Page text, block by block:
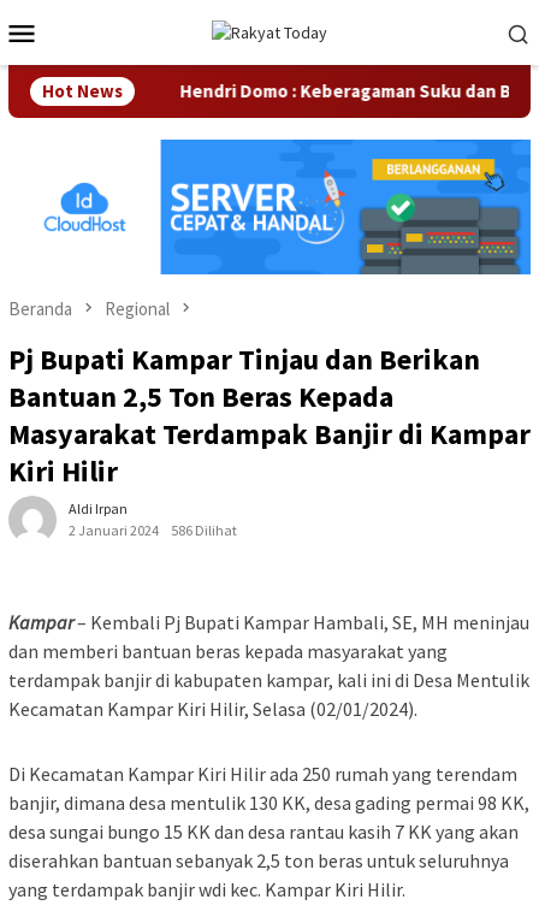
ke
kontenMobile
Hot News Hendri Domo : Keberagaman Suku dan Budaya
Beranda Regional
Pj Bupati Kampar Tinjau dan Berikan
Bantuan 2,5 Ton Beras Kepada
Masyarakat Terdampak Banjir di Kampar
Kiri Hilir
Aldi Irpan
2 Januari 2024
586 Dilihat
Kampar– Kembali Pj Bupati Kampar Hambali, SE, MH meninjau
dan memberi bantuan beras kepada masyarakat yang
terdampak banjir di kabupaten kampar, kali ini di Desa Mentulik
Kecamatan Kampar Kiri Hilir, Selasa (02/01/2024).
Di Kecamatan Kampar Kiri Hilir ada 250 rumah yang terendam
banjir, dimana desa mentulik 130 KK, desa gading permai 98 KK,
desa sungai bungo 15 KK dan desa rantau kasih 7 KK yang akan
diserahkan bantuan sebanyak 2,5 ton beras untuk seluruhnya
yang terdampak banjir wdi kec. Kampar Kiri Hilir.